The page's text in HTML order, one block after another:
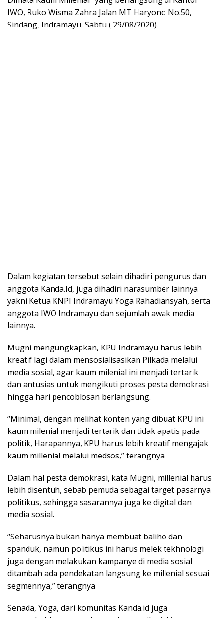
IWO, Ruko Wisma Zahra Jalan MT Haryono No.50,
Sindang, Indramayu, Sabtu ( 29/08/2020).
Dalam kegiatan tersebut selain dihadiri pengurus dan
anggota Kanda.Id, juga dihadiri narasumber lainnya
yakni Ketua KNPI Indramayu Yoga Rahadiansyah, serta
anggota IWO Indramayu dan sejumlah awak media
lainnya.
Mugni mengungkapkan, KPU Indramayu harus lebih
kreatif lagi dalam mensosialisasikan Pilkada melalui
media sosial, agar kaum milenial ini menjadi tertarik
dan antusias untuk mengikuti proses pesta demokrasi
hingga hari pencoblosan berlangsung.
“Minimal, dengan melihat konten yang dibuat KPU ini
kaum milenial menjadi tertarik dan tidak apatis pada
politik, Harapannya, KPU harus lebih kreatif mengajak
kaum millenial melalui medsos,” terangnya
Dalam hal pesta demokrasi, kata Mugni, millenial harus
lebih disentuh, sebab pemuda sebagai target pasarnya
politikus, sehingga sasarannya juga ke digital dan
media sosial.
“Seharusnya bukan hanya membuat baliho dan
spanduk, namun politikus ini harus melek tekhnologi
juga dengan melakukan kampanye di media sosial
ditambah ada pendekatan langsung ke millenial sesuai
segmennya,” terangnya
Senada, Yoga, dari komunitas Kanda.id juga